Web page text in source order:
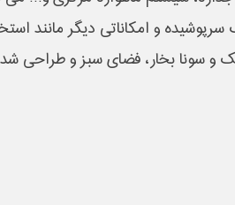
با پارکینگ سرپوشیده و امکاناتی دیگر
خشک و سونا بخار، فضای سبز و